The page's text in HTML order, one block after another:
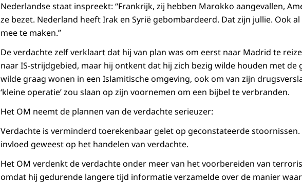
Nederlandse staat inspreekt: “Frankrijk, zij hebben Marokko aangevallen,
ze bezet. Nederland heeft Irak en Syrië gebombardeerd. Dat zijn jullie. Ook
mee te maken.”
De verdachte zelf verklaart dat hij van plan was om eerst naar Madrid te
naar IS-strijdgebied, maar hij ontkent dat hij zich bezig wilde houden met de
wilde graag wonen in een Islamitische omgeving, ook om van zijn
‘kleine operatie’ zou slaan op zijn voornemen om een bijbel te verbranden.
Het OM neemt de plannen van de verdachte serieuzer:
Verdachte is verminderd toerekenbaar gelet op geconstateerde
invloed geweest op het handelen van verdachte.
Het OM verdenkt de verdachte onder meer van het voorbereiden van
omdat hij gedurende langere tijd informatie verzamelde over de manier